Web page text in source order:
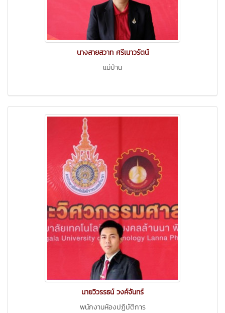
นางสายสวาท ศรีเนาวรัตน์
แม่บ้าน
นายวิวรรธน์ วงค์จันทร์
พนักงานห้องปฏิบัติการ